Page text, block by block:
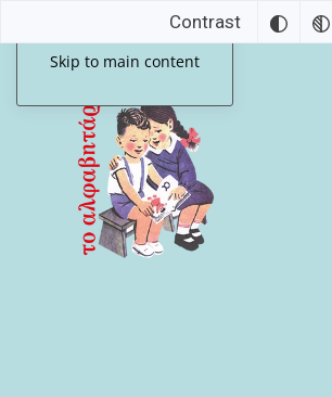
Contrast
Skip to main content